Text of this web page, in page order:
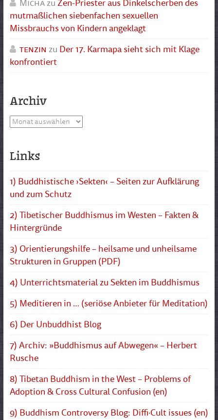
MichazuZen-Priester aus Dinkelscherben des
mutmaßlichen siebenfachen sexuellen
Missbrauchs von Kindern angeklagt
tenzin zu Der 17. Karmapa sieht sich mit Klage
konfrontiert
Archiv
Archiv
Links
1) Buddhistische ›Sekten‹ – Seiten zur Aufklärung
und zum Schutz
2) Tibetischer Buddhismus im Westen – Fakten &
Hintergründe
3) Orientierungshilfe – heilsame und unheilsame
Strukturen in Gruppen (PDF)
4) Unterrichtsmaterial zu Sekten im Buddhismus
5) Meditieren in … (seriöse Anbieter für Meditation)
6) Der Unbuddhist Blog
7) Archiv: »Buddhismus auf Abwegen« – Herbert
Rusche
8) Tibetan Buddhism in the West – Problems of
Adoption & Cross Cultural Confusion (en)
9) Buddhism Controversy Blog: Diffi·Cult issues (en)